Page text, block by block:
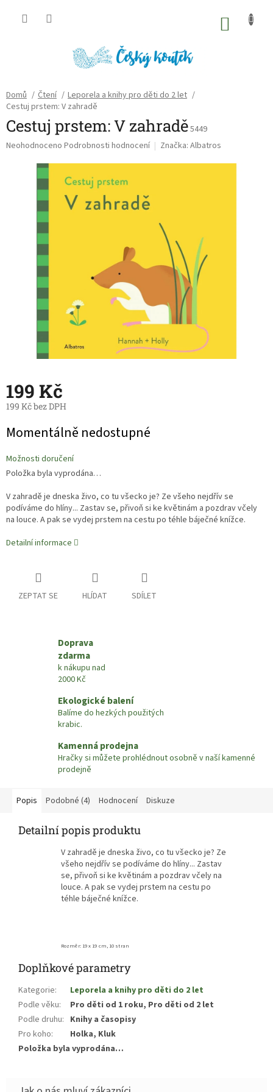
Domů / Čtení / Leporela a knihy pro děti do 2 let /
Cestuj prstem: V zahradě
Cestuj prstem: V zahradě5449
Průměrné
produktu
hvězdiček.
Neohodnoceno Podrobnosti hodnocení Značka: Albatros
199 Kč
199 Kč bez DPH
cena:
Momentálně nedostupné
Možnosti doručení
Položka byla vyprodána…
V zahradě je dneska živo, co tu všecko je? Ze všeho nejdřív se
podíváme do hlíny... Zastav se, přivoň si ke květinám a pozdrav včely
na louce. A pak se vydej prstem na cestu po téhle báječné knížce.
Detailní informace
ZEPTAT SE HLÍDAT SDÍLET
Doprava
zdarma
k nákupu nad
2000 Kč
Ekologické balení
Balíme do hezkých použitých
krabic.
Kamenná prodejna
Hračky si můžete prohlédnout osobně v naší kamenné
prodejně
Popis Podobné (4) Hodnocení Diskuze
Detailní popis produktu
V zahradě je dneska živo, co tu všecko je? Ze
všeho nejdřív se podíváme do hlíny... Zastav
se, přivoň si ke květinám a pozdrav včely na
louce. A pak se vydej prstem na cestu po
téhle báječné knížce.
Rozměr: 19x 19 cm, 10 stran
Doplňkové parametry
Kategorie:
Leporela a knihy pro děti do 2 let
Podle věku:
Pro děti od 1 roku, Pro děti od 2 let
Podle druhu: Knihy a časopisy
Pro koho:
Holka, Kluk
Položka byla vyprodána…